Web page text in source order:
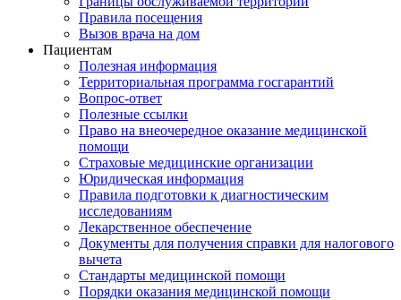
Правила посещения
Вызов врача на дом
Пациентам
Полезная информация
Территориальная программа госгарантий
Вопрос-ответ
Полезные ссылки
Право на внеочередное оказание медицинской
помощи
Страховые медицинские организации
Юридическая информация
Правила подготовки к диагностическим
исследованиям
Лекарственное обеспечение
Документы для получения справки для налогового
вычета
Стандарты медицинской помощи
Порядки оказания медицинской помощи